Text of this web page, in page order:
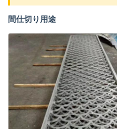
間仕切り用途